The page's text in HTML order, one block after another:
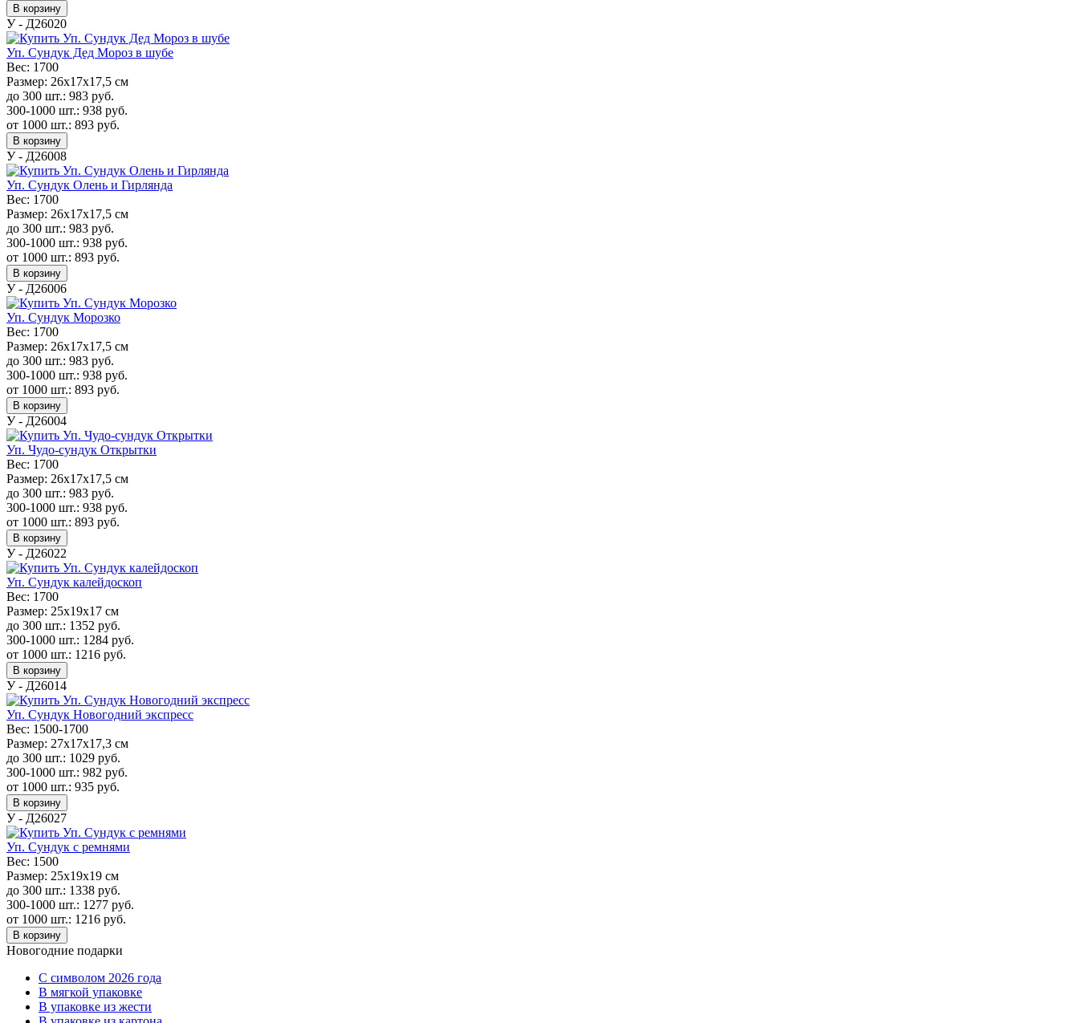
В корзину
У - Д26020
Уп. Сундук Дед Мороз в шубе
Вес: 1700
Размер: 26х17х17,5 см
до 300 шт.: 983 руб.
300-1000 шт.: 938 руб.
от 1000 шт.: 893 руб.
В корзину
У - Д26008
Уп. Сундук Олень и Гирлянда
Вес: 1700
Размер: 26х17х17,5 см
до 300 шт.: 983 руб.
300-1000 шт.: 938 руб.
от 1000 шт.: 893 руб.
В корзину
У - Д26006
Уп. Сундук Морозко
Вес: 1700
Размер: 26х17х17,5 см
до 300 шт.: 983 руб.
300-1000 шт.: 938 руб.
от 1000 шт.: 893 руб.
В корзину
У - Д26004
Уп. Чудо-сундук Открытки
Вес: 1700
Размер: 26х17х17,5 см
до 300 шт.: 983 руб.
300-1000 шт.: 938 руб.
от 1000 шт.: 893 руб.
В корзину
У - Д26022
Уп. Сундук калейдоскоп
Вес: 1700
Размер: 25х19х17 см
до 300 шт.: 1352 руб.
300-1000 шт.: 1284 руб.
от 1000 шт.: 1216 руб.
В корзину
У - Д26014
Уп. Сундук Новогодний экспресс
Вес: 1500-1700
Размер: 27х17х17,3 см
до 300 шт.: 1029 руб.
300-1000 шт.: 982 руб.
от 1000 шт.: 935 руб.
В корзину
У - Д26027
Уп. Сундук с ремнями
Вес: 1500
Размер: 25х19х19 см
до 300 шт.: 1338 руб.
300-1000 шт.: 1277 руб.
от 1000 шт.: 1216 руб.
В корзину
Новогодние подарки
C символом 2026 года
В мягкой упаковке
В упаковке из жести